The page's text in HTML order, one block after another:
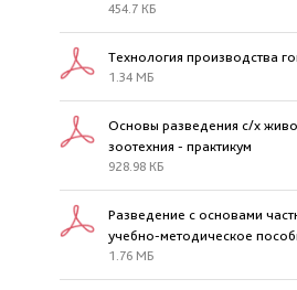
454.7 КБ
Технология производства
1.34 МБ
Основы разведения с/х
зоотехния - практикум
928.98 КБ
Разведение с основами
учебно-методическое
1.76 МБ